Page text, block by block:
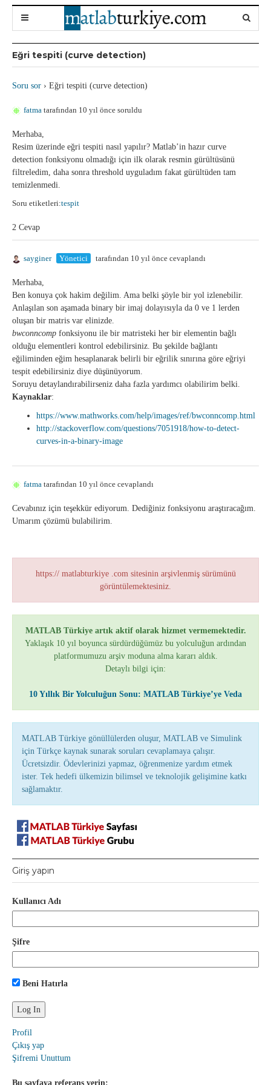
Eğri tespiti (curve detection)
Soru sor › Eğri tespiti (curve detection)
fatma tarafından 10 yıl önce soruldu
Merhaba,
Resim üzerinde eğri tespiti nasıl yapılır? Matlab’in hazır curve
detection fonksiyonu olmadığı için ilk olarak resmin gürültüsünü
filtreledim, daha sonra threshold uyguladım fakat gürültüden tam
temizlenmedi.
Soru etiketleri:tespit
2 Cevap
sayginer Yönetici tarafından 10 yıl önce cevaplandı
Merhaba,
Ben konuya çok hakim değilim. Ama belki şöyle bir yol izlenebilir.
Anlaşılan son aşamada binary bir imaj dolayısıyla da 0 ve 1 lerden
oluşan bir matris var elinizde.
bwconncomp fonksiyonu ile bir matristeki her bir elementin bağlı
olduğu elementleri kontrol edebilirsiniz. Bu şekilde bağlantı
eğiliminden eğim hesaplanarak belirli bir eğrilik sınırına göre eğriyi
tespit edebilirsiniz diye düşünüyorum.
Soruyu detaylandırabilirseniz daha fazla yardımcı olabilirim belki.
Kaynaklar:
https://www.mathworks.com/help/images/ref/bwconncomp.html
http://stackoverflow.com/questions/7051918/how-to-detect-
curves-in-a-binary-image
fatma tarafından 10 yıl önce cevaplandı
Cevabınız için teşekkür ediyorum. Dediğiniz fonksiyonu araştıracağım.
Umarım çözümü bulabilirim.
https:// matlabturkiye .com sitesinin arşivlenmiş sürümünü
görüntülemektesiniz.
MATLAB Türkiye artık aktif olarak hizmet vermemektedir.
Yaklaşık 10 yıl boyunca sürdürdüğümüz bu yolculuğun ardından
platformumuzu arşiv moduna alma kararı aldık.
Detaylı bilgi için:
10 Yıllık Bir Yolculuğun Sonu: MATLAB Türkiye’ye Veda
MATLAB Türkiye gönüllülerden oluşur, MATLAB ve Simulink
için Türkçe kaynak sunarak soruları cevaplamaya çalışır.
Ücretsizdir. Ödevlerinizi yapmaz, öğrenmenize yardım etmek
ister. Tek hedefi ülkemizin bilimsel ve teknolojik gelişimine katkı
sağlamaktır.
Giriş yapın
Kullanıcı Adı
Şifre
Beni Hatırla
Profil
Çıkış yap
Şifremi Unuttum
Bu sayfaya referans verin: